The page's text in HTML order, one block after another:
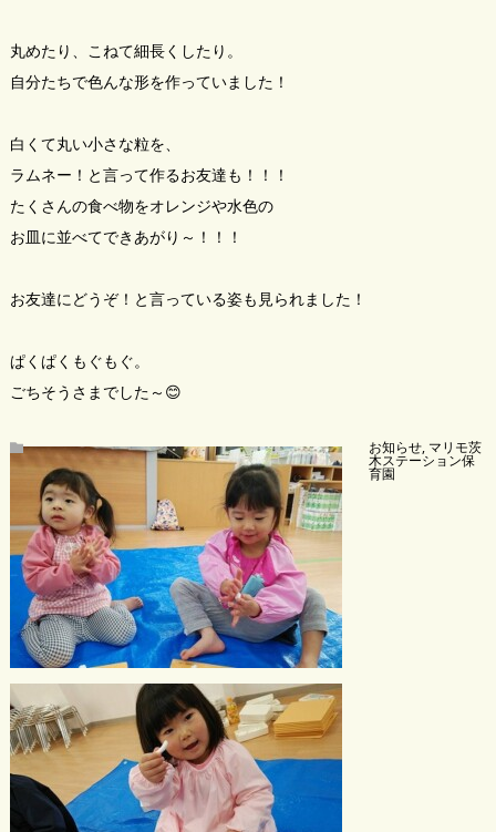
丸めたり、こねて細長くしたり。
自分たちで色んな形を作っていました！
白くて丸い小さな粒を、
ラムネー！と言って作るお友達も！！！
たくさんの食べ物をオレンジや水色の
お皿に並べてできあがり～！！！
お友達にどうぞ！と言っている姿も見られました！
ぱくぱくもぐもぐ。
ごちそうさまでした～😊
お知らせ, マリモ茨
木ステーション保
育園